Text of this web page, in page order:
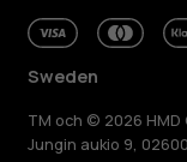
Sweden
TM och © 2026
Jungin aukio 9,